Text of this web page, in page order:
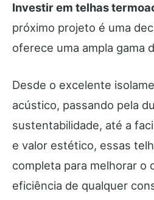
Investir em telhas
próximo projeto é uma
oferece uma ampla gama
Desde o excelente
acústico, passando pela
sustentabilidade, até a
e valor estético, essas
completa para melhorar o
eficiência de qualquer